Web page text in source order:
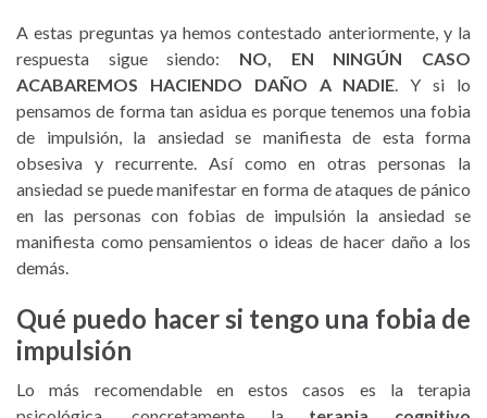
A estas preguntas ya hemos contestado anteriormente, y la
respuesta sigue siendo: NO, EN NINGÚN CASO
ACABAREMOS HACIENDO DAÑO A NADIE. Y si lo
pensamos de forma tan asidua es porque tenemos una fobia
de impulsión, la ansiedad se manifiesta de esta forma
obsesiva y recurrente. Así como en otras personas la
ansiedad se puede manifestar en forma de ataques de pánico
en las personas con fobias de impulsión la ansiedad se
manifiesta como pensamientos o ideas de hacer daño a los
demás.
Qué puedo hacer si tengo una fobia de
impulsión
Lo más recomendable en estos casos es la terapia